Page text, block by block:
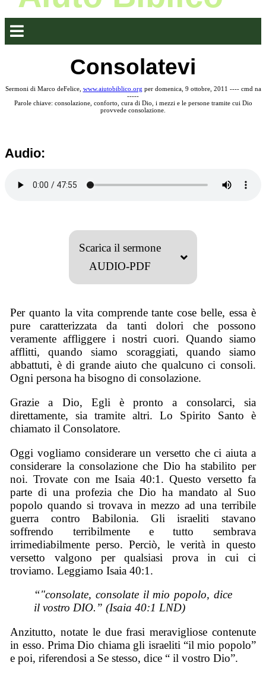
Consolatevi
Sermoni di Marco deFelice, www.aiutobiblico.org per domenica, 9 ottobre, 2011 ---- cmd na
-----
Parole chiave: consolazione, conforto, cura di Dio, i mezzi e le persone tramite cui Dio
provvede consolazione.
Audio:
Scarica il sermone
AUDIO-PDF
Per quanto la vita comprende tante cose belle, essa è
pure caratterizzata da tanti dolori che possono
veramente affliggere i nostri cuori. Quando siamo
afflitti, quando siamo scoraggiati, quando siamo
abbattuti, è di grande aiuto che qualcuno ci consoli.
Ogni persona ha bisogno di consolazione.
Grazie a Dio, Egli è pronto a consolarci, sia
direttamente, sia tramite altri. Lo Spirito Santo è
chiamato il Consolatore.
Oggi vogliamo considerare un versetto che ci aiuta a
considerare la consolazione che Dio ha stabilito per
noi. Trovate con me Isaia 40:1. Questo versetto fa
parte di una profezia che Dio ha mandato al Suo
popolo quando si trovava in mezzo ad una terribile
guerra contro Babilonia. Gli israeliti stavano
soffrendo terribilmente e tutto sembrava
irrimediabilmente perso. Perciò, le verità in questo
versetto valgono per qualsiasi prova in cui ci
troviamo. Leggiamo Isaia 40:1.
“"consolate, consolate il mio popolo, dice
il vostro DIO.” (Isaia 40:1 LND)
Anzitutto, notate le due frasi meravigliose contenute
in esso. Prima Dio chiama gli israeliti “il mio popolo”
e poi, riferendosi a Se stesso, dice “ il vostro Dio”.